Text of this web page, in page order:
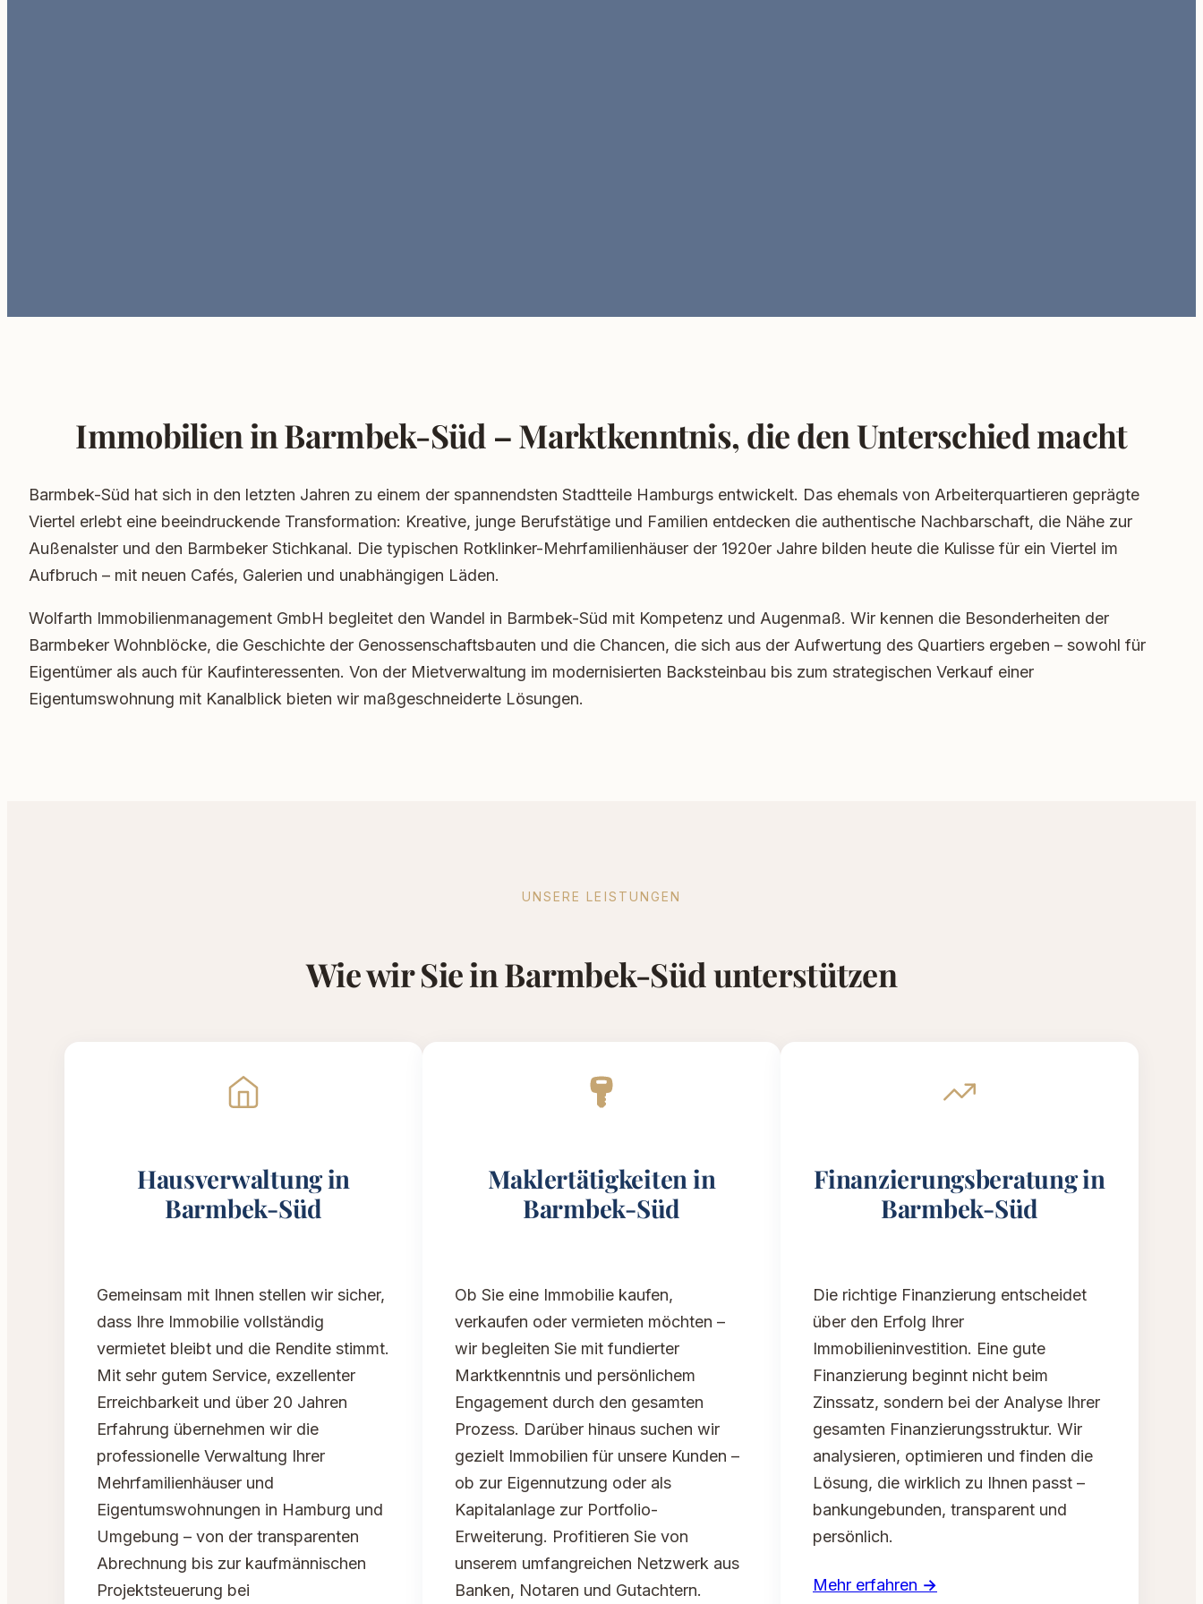
Immobilien in Barmbek-Süd – Marktkenntnis, die den Unterschied macht
Barmbek-Süd hat sich in den letzten Jahren zu einem der spannendsten Stadtteile Hamburgs entwickelt. Das ehemals von Arbeiterquartieren geprägte
Viertel erlebt eine beeindruckende Transformation: Kreative, junge Berufstätige und Familien entdecken die authentische Nachbarschaft, die Nähe zur
Außenalster und den Barmbeker Stichkanal. Die typischen Rotklinker-Mehrfamilienhäuser der 1920er Jahre bilden heute die Kulisse für ein Viertel im
Aufbruch – mit neuen Cafés, Galerien und unabhängigen Läden.
Wolfarth Immobilienmanagement GmbH begleitet den Wandel in Barmbek-Süd mit Kompetenz und Augenmaß. Wir kennen die Besonderheiten der
Barmbeker Wohnblöcke, die Geschichte der Genossenschaftsbauten und die Chancen, die sich aus der Aufwertung des Quartiers ergeben – sowohl für
Eigentümer als auch für Kaufinteressenten. Von der Mietverwaltung im modernisierten Backsteinbau bis zum strategischen Verkauf einer
Eigentumswohnung mit Kanalblick bieten wir maßgeschneiderte Lösungen.
UNSERE LEISTUNGEN
Wie wir Sie in Barmbek-Süd unterstützen
Hausverwaltung in
Barmbek-Süd
Gemeinsam mit Ihnen stellen wir sicher,
dass Ihre Immobilie vollständig
vermietet bleibt und die Rendite stimmt.
Mit sehr gutem Service, exzellenter
Erreichbarkeit und über 20 Jahren
Erfahrung übernehmen wir die
professionelle Verwaltung Ihrer
Mehrfamilienhäuser und
Eigentumswohnungen in Hamburg und
Umgebung – von der transparenten
Abrechnung bis zur kaufmännischen
Projektsteuerung bei
Maklertätigkeiten in
Barmbek-Süd
Ob Sie eine Immobilie kaufen,
verkaufen oder vermieten möchten –
wir begleiten Sie mit fundierter
Marktkenntnis und persönlichem
Engagement durch den gesamten
Prozess. Darüber hinaus suchen wir
gezielt Immobilien für unsere Kunden –
ob zur Eigennutzung oder als
Kapitalanlage zur Portfolio-
Erweiterung. Profitieren Sie von
unserem umfangreichen Netzwerk aus
Banken, Notaren und Gutachtern.
Finanzierungsberatung in
Barmbek-Süd
Die richtige Finanzierung entscheidet
über den Erfolg Ihrer
Immobilieninvestition. Eine gute
Finanzierung beginnt nicht beim
Zinssatz, sondern bei der Analyse Ihrer
gesamten Finanzierungsstruktur. Wir
analysieren, optimieren und finden die
Lösung, die wirklich zu Ihnen passt –
bankungebunden, transparent und
persönlich.
Mehr erfahren →